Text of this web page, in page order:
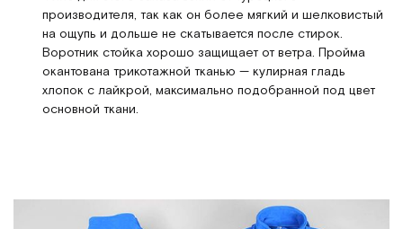
производителя, так как он более мягкий и шелковистый
на ощупь и дольше не скатывается после стирок.
Воротник стойка хорошо защищает от ветра. Пройма
окантована трикотажной тканью — кулирная гладь
хлопок с лайкрой, максимально подобранной под цвет
основной ткани.